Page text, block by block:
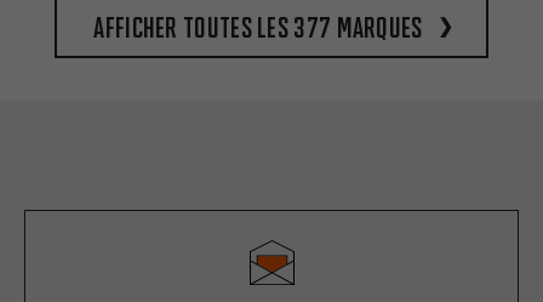
Afficher toutes les 377 marques